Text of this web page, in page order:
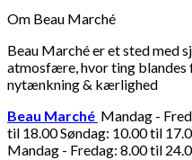
Om Beau Marché
Beau Marché er et sted med
atmosfære, hvor ting blandes
nytænkning & kærlighed
Beau Marché Mandag -
til 18.00 Søndag: 10.00 til
Mandag - Fredag: 8.00 til